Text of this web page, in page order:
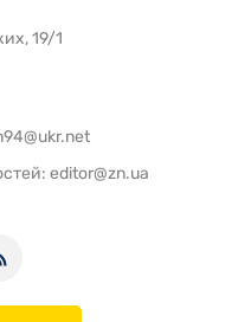
19/1
editor@zn.ua